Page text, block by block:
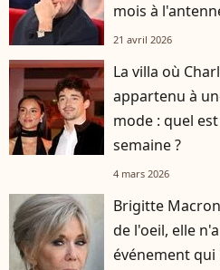
mois à
21 avril 2026
La villa où
appartenu à
mode : quel
semaine ?
4 mars 2026
Brigitte
de l'oeil, elle
événement